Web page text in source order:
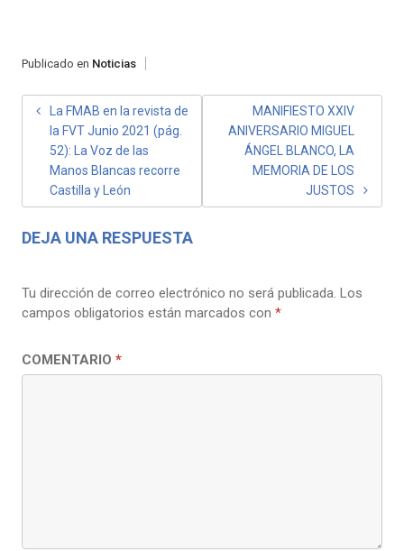
Publicado en Noticias
NAVEGACIÓN
ENTRADAS
La FMAB en la revista de
la FVT Junio 2021 (pág.
52): La Voz de las
Manos Blancas recorre
Castilla y León
MANIFIESTO XXIV
ANIVERSARIO MIGUEL
ÁNGEL BLANCO, LA
MEMORIA DE LOS
JUSTOS
DEJA UNA RESPUESTA
Tu dirección de correo electrónico no será publicada. Los
campos obligatorios están marcados con *
COMENTARIO *